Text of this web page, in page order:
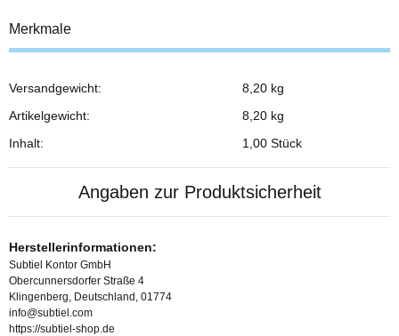
Merkmale
Produkteigenschaft
Wert
Versandgewicht:
8,20 kg
Artikelgewicht:
8,20 kg
Inhalt:
1,00 Stück
Angaben zur Produktsicherheit
Herstellerinformationen:
Subtiel Kontor GmbH
Obercunnersdorfer Straße 4
Klingenberg, Deutschland, 01774
info@subtiel.com
https://subtiel-shop.de